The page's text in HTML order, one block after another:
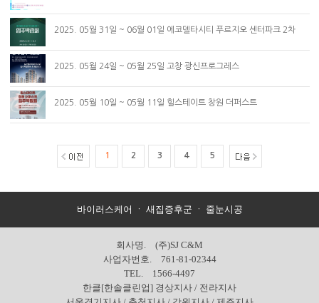
2025. 05월 31일 ~ 06월 01일 에코델타시티 푸르지오 센터파크 2차
2025. 05월 24일 ~ 05월 25일 고창 광신프로그레스
2025. 05월 10일 ~ 05월 11일 힐스테이트 창원 더퍼스트
1 2 3 4 5
바이러스케어 ㆍ 새집증후군 ㆍ 줄눈시공
회사명. (주)SJ C&M
사업자번호. 761-81-02344
TEL. 1566-4497
한클[한솔클린업] 경상지사 / 전라지사